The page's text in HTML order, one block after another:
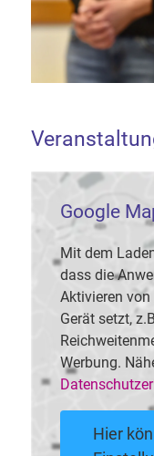
Google
Mit dem
dass die
Aktivieren
Gerät setzt,
Werbung.
Hier